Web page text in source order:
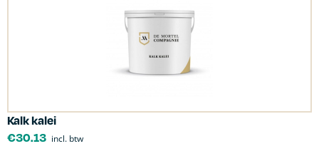
Kalk kalei
€30.13 incl. btw